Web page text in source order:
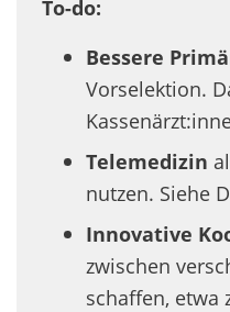
To-do:
Bessere
Vorselektion.
Telemedizin
nutzen. Siehe
Innovative
zwischen
schaffen, etwa